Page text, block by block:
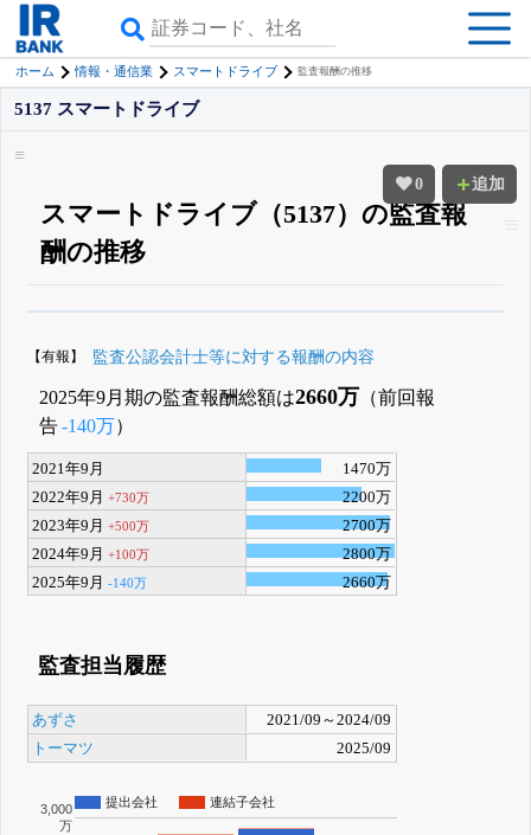
ホーム 情報・通信業 スマートドライブ 監査報酬の推移
0 追加
5137 スマートドライブ
スマートドライブ（5137）の監査報
酬の推移
詳しく見られる無料でβ版をはじめる
【有報】 監査公認会計士等に対する報酬の内容
2025年9月期の監査報酬総額は2660万 （前回報
告-140万）
2021年9月
1470万
2022年9月+730万
2200万
2023年9月+500万
2700万
2024年9月+100万
2800万
2025年9月-140万 2660万
監査担当履歴
あずさ
2021/09～2024/09
トーマツ
2025/09
提出会社 連結子会社
3,000
万